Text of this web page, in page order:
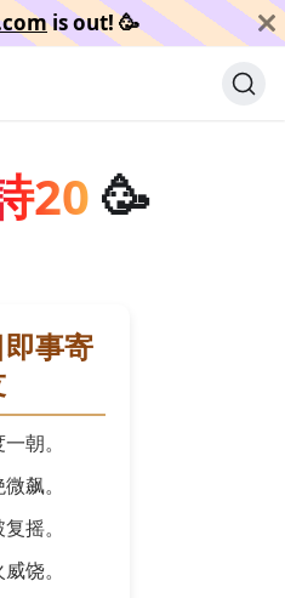
is out!🥳️
20🥳
事寄
朝。
飙。
摇。
饶。